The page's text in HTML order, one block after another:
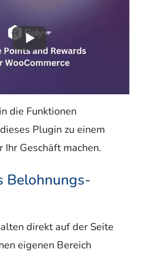
die Funktionen
Plugin zu einem
Geschäft machen.
Belohnungs-
direkt auf der Seite
eigenen Bereich